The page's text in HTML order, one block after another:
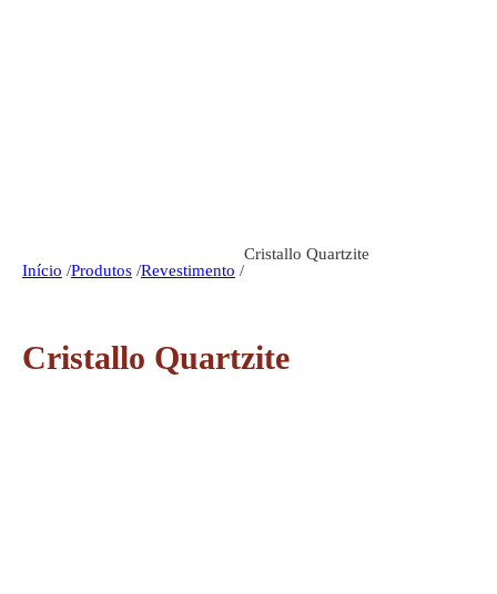
Início /Produtos /Revestimento /
Cristallo Quartzite
Cristallo Quartzite